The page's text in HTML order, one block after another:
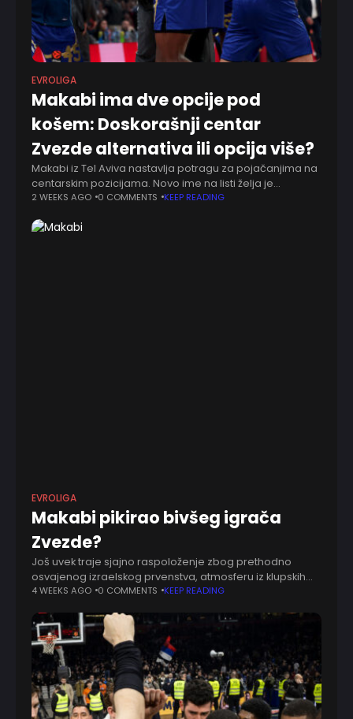
EVROLIGA
Makabi ima dve opcije pod
košem: Doskorašnji centar
Zvezde alternativa ili opcija više?
Makabi iz Tel Aviva nastavlja potragu za pojačanjima na
centarskim pozicijama. Novo ime na listi želja je
Armando Bejkot, doskorašnji košarkaš Fenerbahčea.
između
2 WEEKS AGO 0 COMMENTS KEEP READING
EVROLIGA
Makabi pikirao bivšeg igrača
Zvezde?
Još uvek traje sjajno raspoloženje zbog prethodno
osvajenog izraelskog prvenstva, atmosferu iz klupskih
prostorija Makabi je preneo na tržište. Tek jedan
4 WEEKS AGO 0 COMMENTS KEEP READING